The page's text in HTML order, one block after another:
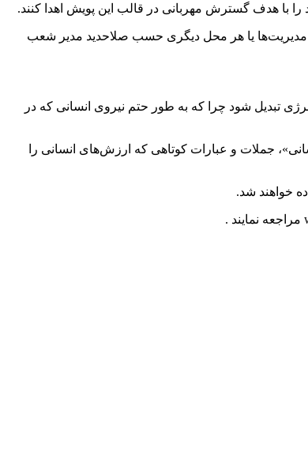
را با هدف گسترش مهربانی در قالب این پویش اهدا کنند.
مدیریت‌ها یا هر محل دیگری حسب صلاحدید مدیر شعب
تبدیل شود چرا که به طور حتم نیروی انسانی که در
جملات و عبارات کوتاهی که ارزش‌های انسانی را
خواهند شد.